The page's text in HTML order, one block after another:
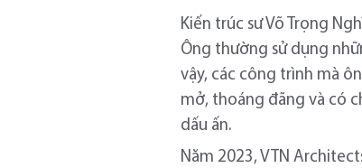
Kiến trúc sư Võ Trọng
Ông thường sử dụng
vậy, các công trình mà
mở, thoáng đãng và có
dấu ấn.
Năm 2023, VTN